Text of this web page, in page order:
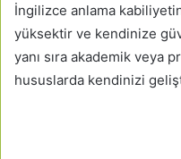
İngilizce anlama
yüksektir ve kendinize
yanı sıra akademik veya
hususlarda kendinizi